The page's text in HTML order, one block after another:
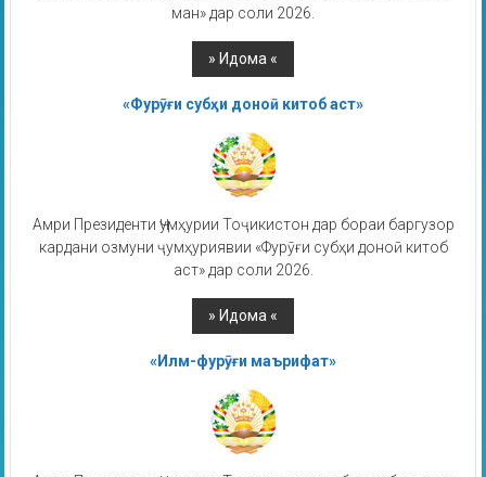
ман» дар соли 2026.
«Фурӯғи субҳи доноӣ китоб аст»
Амри Президенти Ҷумҳурии Тоҷикистон дар бораи баргузор
кардани озмуни ҷумҳуриявии «Фурӯғи субҳи доноӣ китоб
аст» дар соли 2026.
«Илм-фурӯғи маърифат»